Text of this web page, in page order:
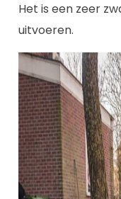
Het is een zeer
uitvoeren.